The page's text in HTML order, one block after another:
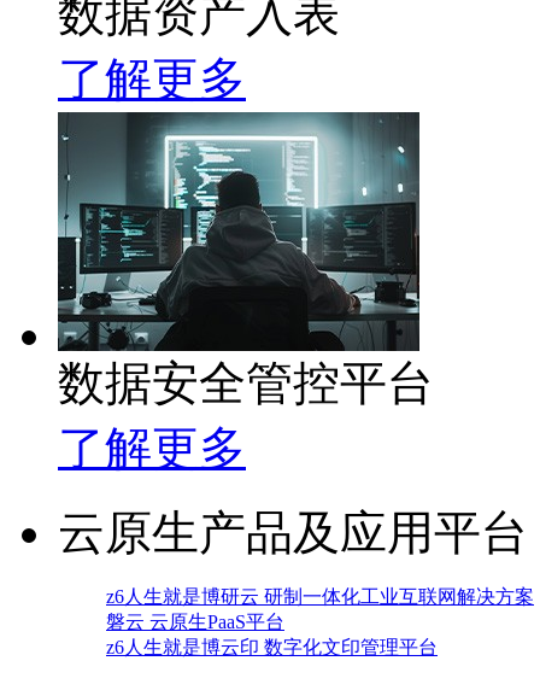
数据资产入表
了解更多
数据安全管控平台
了解更多
云原生产品及应用平台
z6人生就是博研云 研制一体化工业互联网解决方案
磐云 云原生PaaS平台
z6人生就是博云印 数字化文印管理平台